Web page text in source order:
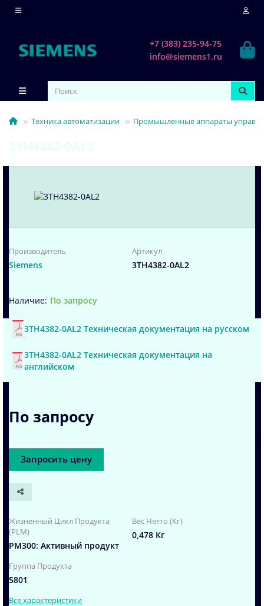
+7 (383) 235-94-75
info@siemens1.ru
Техника автоматизации Промышленные аппараты
3TH4382-0AL2
Производитель
Siemens
Артикул
3TH4382-0AL2
По запросу
3TH4382-0AL2 Техническая документация на русском
3TH4382-0AL2 Техническая документация на
английском
По запросу
Запросить цену
Жизненный Цикл Продукта
(PLM)
PM300: Активный продукт
Вес Нетто (Кг)
0,478 Кг
Группа Продукта
5801
Все характеристики